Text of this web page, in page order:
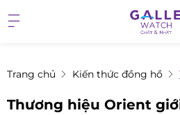
Trang chủ Kiến thức đồng hồ
Thương hiệu Orient